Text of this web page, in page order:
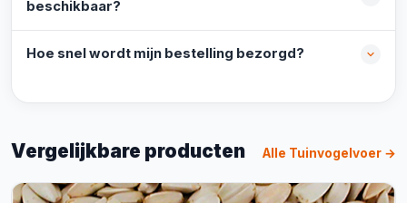
beschikbaar?
Hoe snel wordt mijn bestelling bezorgd?
Vergelijkbare producten Alle Tuinvogelvoer →